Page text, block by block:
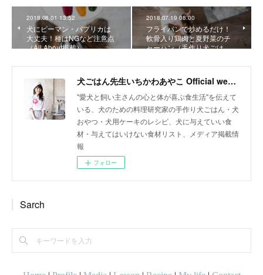
2018.08.01 13:52
犬にピーマン・パプリカは
大丈夫！種はNGなど注意点
（All About掲載）
2018.07.19 08:00
フライパンで炒めるだけ！
軟骨入り鶏肉と夏野菜のチ
ャーハン（手作り犬ごは…
犬ごはん先生いちかわあやこ Official web site
"愛犬と飼い主さんの心と体が喜ぶ食生活"を伝えて
いる、犬のための料理研究家の手作り犬ごはん・犬
おやつ・犬用ケーキのレシピ、犬に与えていい食
材・与えてはいけない食材リスト、メディア掲載情
報
フォロー
Sarch